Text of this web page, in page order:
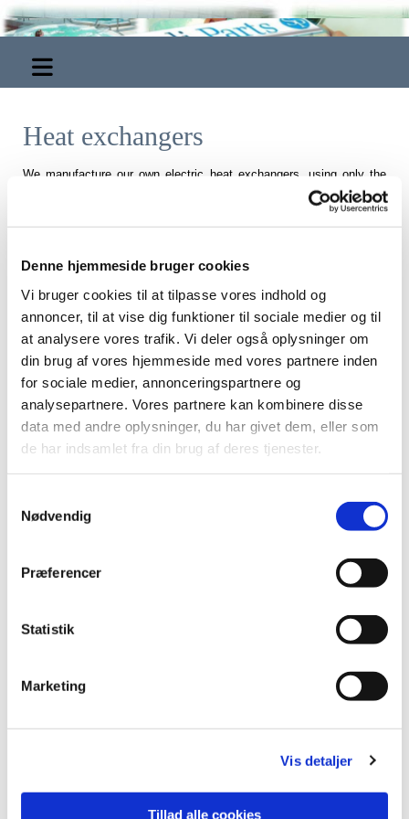
Denne hjemmeside bruger cookies
Vi bruger cookies til at tilpasse vores indhold og
annoncer, til at vise dig funktioner til sociale medier og til
at analysere vores trafik. Vi deler også oplysninger om
din brug af vores hjemmeside med vores partnere inden
for sociale medier, annonceringspartnere og
analysepartnere. Vores partnere kan kombinere disse
data med andre oplysninger, du har givet dem, eller som
de har indsamlet fra din brug af deres tjenester.
Nødvendig
Præferencer
Statistik
Marketing
Vis detaljer
Tillad alle cookies
Heat exchangers
We manufacture our own electric heat exchangers, using only the
best materials to ensure a long product lifetime and reliable
operation. In addition to our own heat exchangers, we supply more
15 or 18 kW.
Connections:
2, 6 and 9 kW, Ø50 mm bonded unions.
15 and 18 kW, Ø50 mm / Ø63 mm bonded unions
Heating housings in AISI 316.
Heating elements in AISI 316. We can also supply heating elements
elements have a sensor pocket for overheat protection.
Electrical connections: